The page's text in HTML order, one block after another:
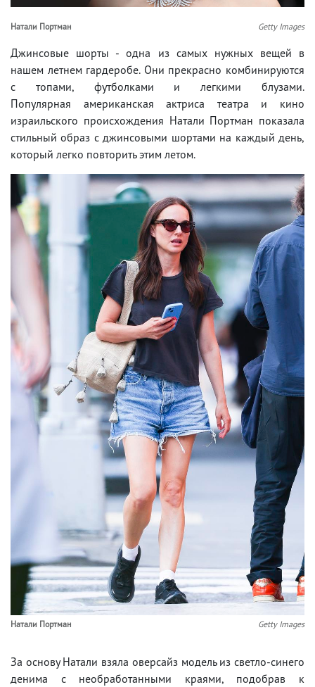
Натали Портман Getty Images
Джинсовые шорты - одна из самых нужных вещей в
нашем летнем гардеробе. Они прекрасно комбинируются
с топами, футболками и легкими блузами.
Популярная американская актриса театра и кино
израильского происхождения Натали Портман показала
стильный образ с джинсовыми шортами на каждый день,
который легко повторить этим летом.
Натали Портман Getty Images
За основу Натали взяла оверсайз модель из светло-синего
денима с необработанными краями, подобрав к